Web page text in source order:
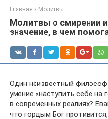
Главная » Молитвы
Молитвы о смирении и
значение, в чем
Один неизвестный
умение «наступить себе на
в современных реалиях?
что гордым Бог